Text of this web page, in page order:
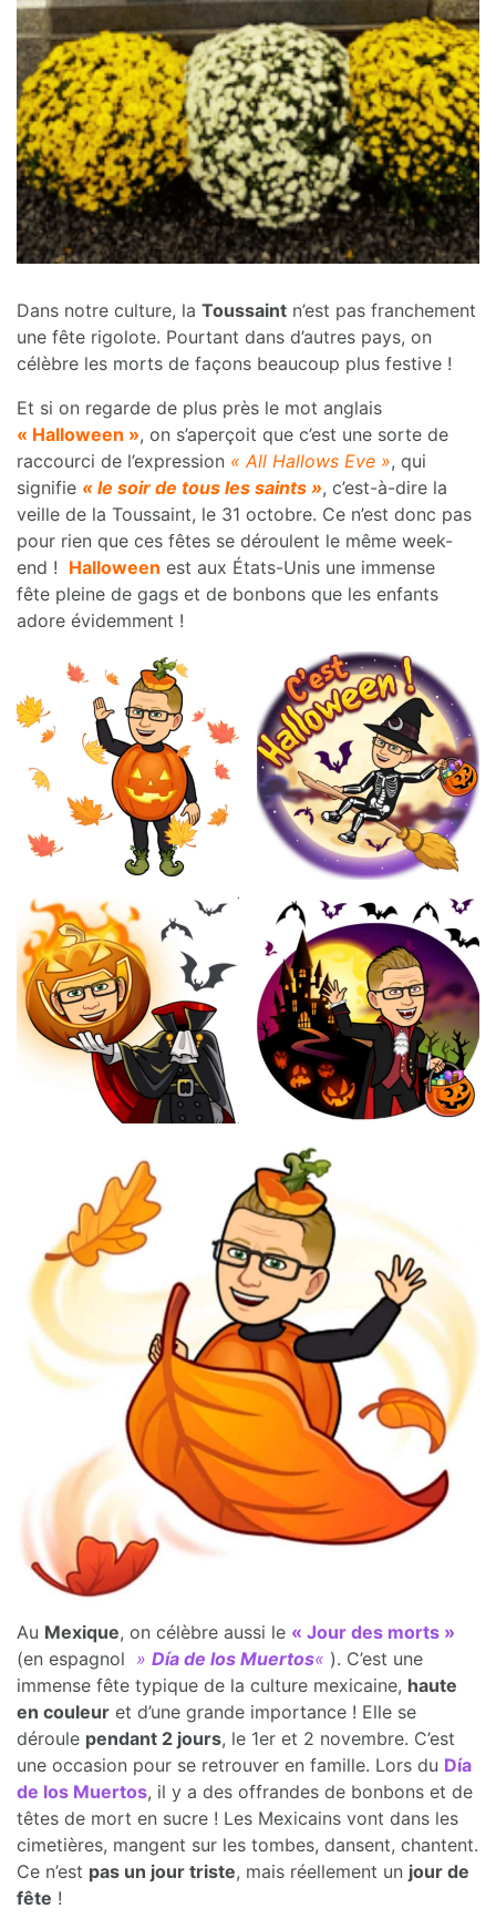
Dans notre culture, la Toussaint n’est pas franchement
une fête rigolote. Pourtant dans d’autres pays, on
célèbre les morts de façons beaucoup plus festive !
Et si on regarde de plus près le mot anglais
« Halloween », on s’aperçoit que c’est une sorte de
raccourci de l’expression « All Hallows Eve », qui
signifie « le soir de tous les saints », c’est-à-dire la
veille de la Toussaint, le 31 octobre. Ce n’est donc pas
pour rien que ces fêtes se déroulent le même week-
end ! Halloween est aux États-Unis une immense
fête pleine de gags et de bonbons que les enfants
adore évidemment !
Au Mexique, on célèbre aussi le « Jour des morts »
(en espagnol » Día de los Muertos« ). C’est une
immense fête typique de la culture mexicaine, haute
en couleur et d’une grande importance ! Elle se
déroule pendant 2 jours, le 1er et 2 novembre. C’est
une occasion pour se retrouver en famille. Lors du Día
de los Muertos, il y a des offrandes de bonbons et de
têtes de mort en sucre ! Les Mexicains vont dans les
cimetières, mangent sur les tombes, dansent, chantent.
Ce n’est pas un jour triste, mais réellement un jour de
fête !